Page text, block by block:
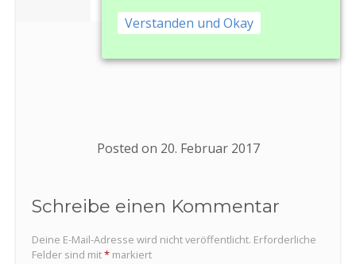
logo_pichler
Posted on 20. Februar 2017
Schreibe einen Kommentar
Deine E-Mail-Adresse wird nicht veröffentlicht. Erforderliche
Felder sind mit* markiert
Verstanden und Okay